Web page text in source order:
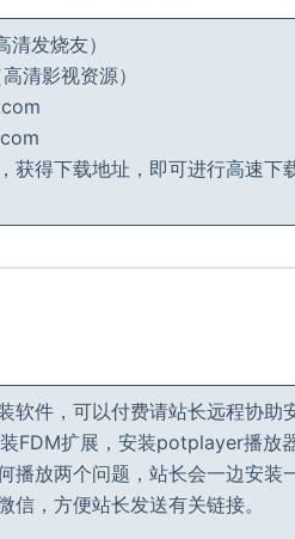
发烧友）
清影视资源）
获得下载地址，即可进行高速下载
软件，可以付费请站长远程协助
FDM扩展，安装potplayer播放器
播放两个问题，站长会一边安装
，方便站长发送有关链接。